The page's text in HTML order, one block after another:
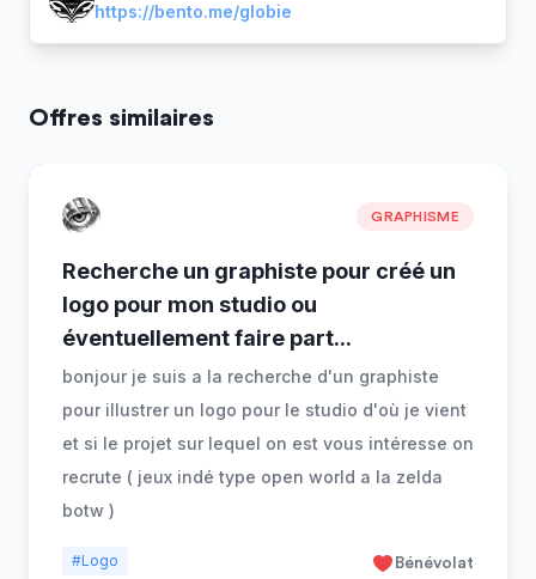
https://bento.me/globie
Offres similaires
GRAPHISME
Recherche un graphiste pour créé un
logo pour mon studio ou
éventuellement faire part...
bonjour je suis a la recherche d'un graphiste
pour illustrer un logo pour le studio d'où je vient
et si le projet sur lequel on est vous intéresse on
recrute ( jeux indé type open world a la zelda
botw )
#Logo Bénévolat